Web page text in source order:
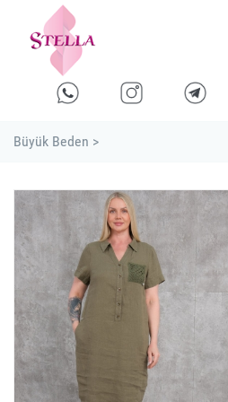
Büyük Beden >
stellashop
sveltostella
svelto stella
toptan
wholesale
оптовая
بالجملة